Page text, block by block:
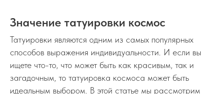
Значение татуировки космос
Татуировки являются одним из самых популярных
способов выражения индивидуальности. И если вы
ищете что-то, что может быть как красивым, так и
загадочным, то татуировка космоса может быть
идеальным выбором. В этой статье мы рассмотрим